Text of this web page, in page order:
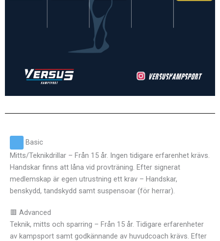
Basic
Mitts/Teknikdrillar – Från 15 år. Ingen tidigare erfarenhet krävs.
Handskar finns att låna vid provträning. Efter signerat
medlemskap är egen utrustning ett krav – Handskar,
benskydd, tandskydd samt suspensoar (för herrar).
🟥 Advanced
Teknik, mitts och sparring – Från 15 år. Tidigare erfarenheter
av kampsport samt godkännande av huvudcoach krävs. Efter